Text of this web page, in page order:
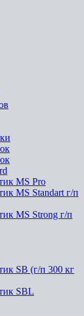
MS Pro
MS Standart г/п
MS Strong г/п
SB (г/п 300 кг
SBL